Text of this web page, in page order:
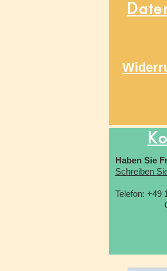
Haben Sie
Schreiben
Telefon: +49
040/